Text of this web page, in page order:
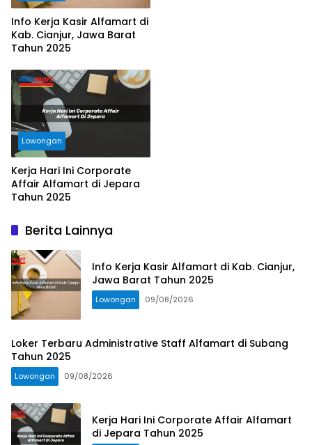
Info Kerja Kasir Alfamart di
Kab. Cianjur, Jawa Barat
Tahun 2025
Lowongan
Kerja Hari Ini Corporate
Affair Alfamart di Jepara
Tahun 2025
Berita Lainnya
Info Kerja Kasir Alfamart di Kab. Cianjur,
Jawa Barat Tahun 2025
Lowongan 09/08/2026
Loker Terbaru Administrative Staff Alfamart di Subang
Tahun 2025
Lowongan 09/08/2026
Kerja Hari Ini Corporate Affair Alfamart
di Jepara Tahun 2025